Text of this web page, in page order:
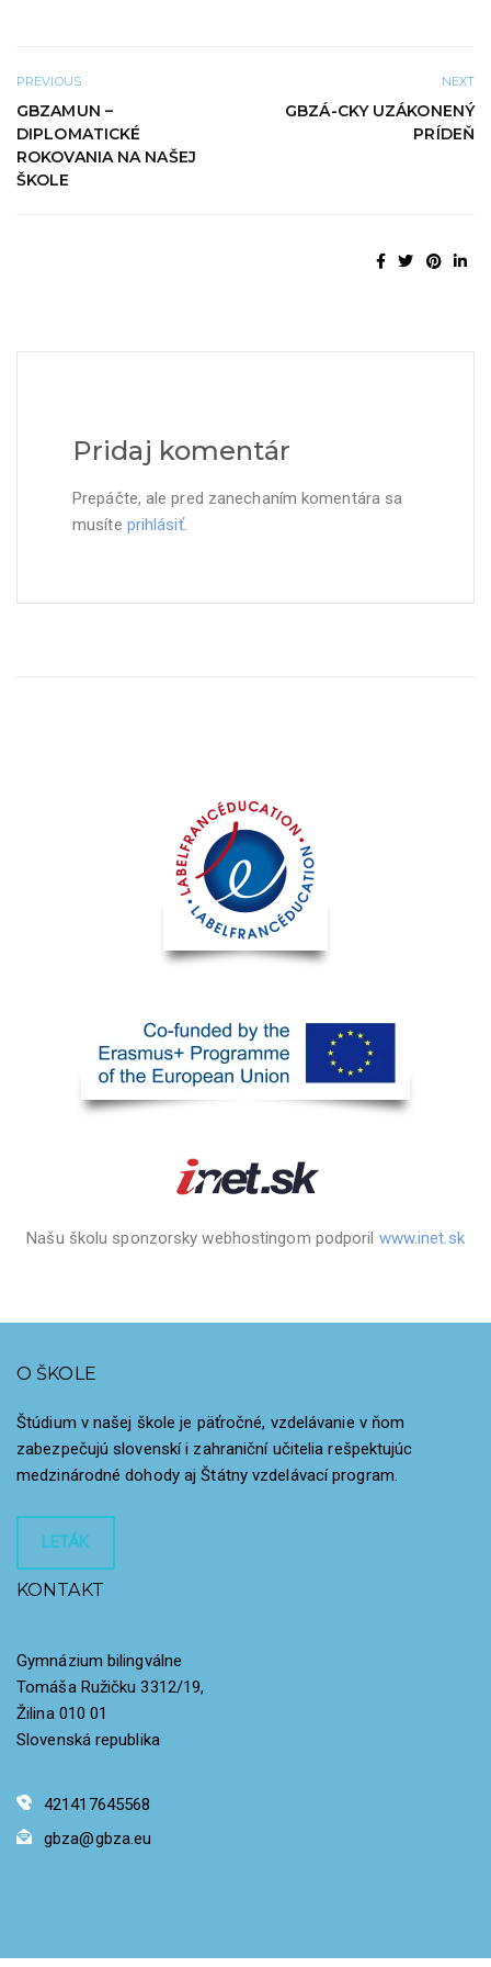
PREVIOUS
GBZAMUN –
DIPLOMATICKÉ
ROKOVANIA NA NAŠEJ
ŠKOLE
NEXT
GBZÁ-CKY UZÁKONENÝ
PRÍDEŇ
Pridaj komentár
Prepáčte, ale pred zanechaním komentára sa
musíte prihlásiť.
Našu školu sponzorsky webhostingom podporil www.inet.sk
O ŠKOLE
Štúdium v našej škole je päťročné, vzdelávanie v ňom
zabezpečujú slovenskí i zahraniční učitelia rešpektujúc
medzinárodné dohody aj Štátny vzdelávací program.
LETÁK
KONTAKT
Gymnázium bilingválne
Tomáša Ružičku 3312/19,
Žilina 010 01
Slovenská republika
421417645568
gbza@gbza.eu